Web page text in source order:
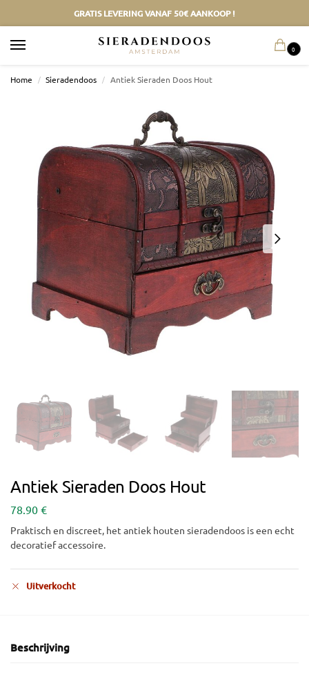
GRATIS LEVERING VANAF 50€ AANKOOP !
0
Home / Sieradendoos / Antiek Sieraden Doos Hout
Antiek Sieraden Doos Hout
78.90 €
Praktisch en discreet, het antiek houten sieradendoos is een echt
decoratief accessoire.
Uitverkocht
Beschrijving